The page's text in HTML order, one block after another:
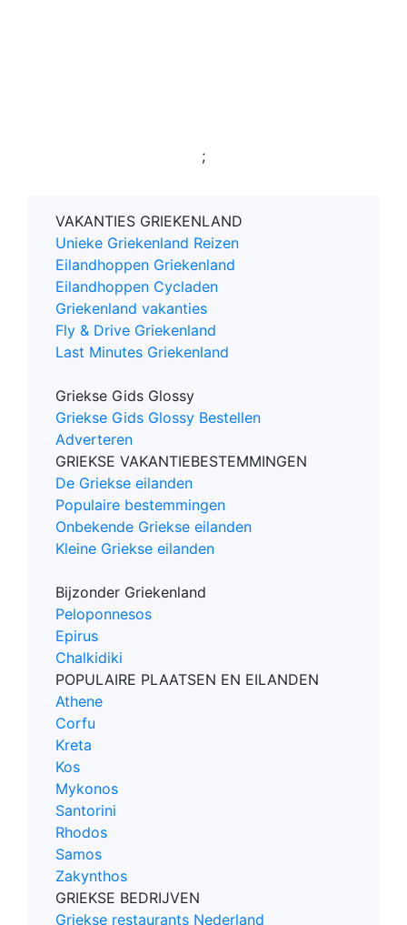
;
VAKANTIES GRIEKENLAND
Unieke Griekenland Reizen
Eilandhoppen Griekenland
Eilandhoppen Cycladen
Griekenland vakanties
Fly & Drive Griekenland
Last Minutes Griekenland
Griekse Gids Glossy
Griekse Gids Glossy Bestellen
Adverteren
GRIEKSE VAKANTIEBESTEMMINGEN
De Griekse eilanden
Populaire bestemmingen
Onbekende Griekse eilanden
Kleine Griekse eilanden
Bijzonder Griekenland
Peloponnesos
Epirus
Chalkidiki
POPULAIRE PLAATSEN EN EILANDEN
Athene
Corfu
Kreta
Kos
Mykonos
Santorini
Rhodos
Samos
Zakynthos
GRIEKSE BEDRIJVEN
Griekse restaurants Nederland